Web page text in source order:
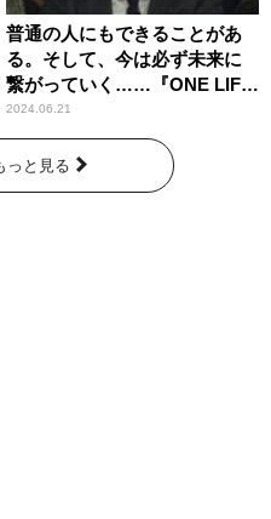
普通の人にもできることがあ
る。そして、今は必ず未来に
繋がっていく……『ONE LIFE
奇跡が繋いだ6000の命』
2024.06.21
っと見る